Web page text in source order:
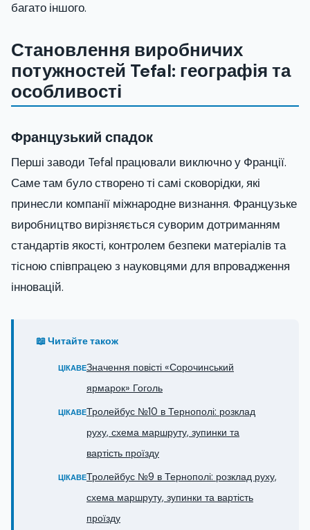
багато іншого.
Становлення виробничих
потужностей Tefal: географія та
особливості
Французький спадок
Перші заводи Tefal працювали виключно у Франції.
Саме там було створено ті самі сковорідки, які
принесли компанії міжнародне визнання. Французьке
виробництво вирізняється суворим дотриманням
стандартів якості, контролем безпеки матеріалів та
тісною співпрацею з науковцями для впровадження
інновацій.
📖 Читайте також
ЦІКАВЕЗначення повісті «Сорочинський
ярмарок» Гоголь
ЦІКАВЕТролейбус №10 в Тернополі: розклад
руху, схема маршруту, зупинки та
вартість проїзду
ЦІКАВЕТролейбус №9 в Тернополі: розклад руху,
схема маршруту, зупинки та вартість
проїзду